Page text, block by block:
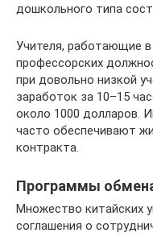
дошкольного типа
Учителя, работающие
профессорских
при довольно низкой
заработок за 10–15
около 1000 долларов.
часто обеспечивают
контракта.
Программы
Множество китайских
соглашения о